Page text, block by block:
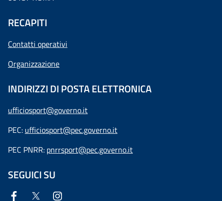
RECAPITI
Contatti operativi
Organizzazione
INDIRIZZI DI POSTA ELETTRONICA
ufficiosport@governo.it
PEC: ufficiosport@pec.governo.it
PEC PNRR: pnrrsport@pec.governo.it
SEGUICI SU